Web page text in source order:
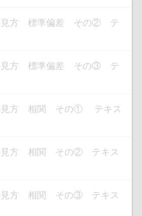
見方 標準偏差 その② テ
見方 標準偏差 その③ テ
見方 相関 その① テキス
見方 相関 その② テキス
見方 相関 その③ テキス